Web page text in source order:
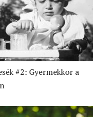
#2: Gyermekkor a